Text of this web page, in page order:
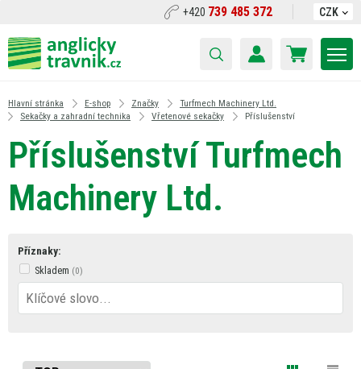
+420 739 485 372 CZK
Hlavní stránka E-shop Značky
Turfmech Machinery Ltd.
Sekačky a zahradní technika
Vřetenové sekačky Příslušenství
Příslušenství Turfmech
Machinery Ltd.
Příznaky:
Skladem